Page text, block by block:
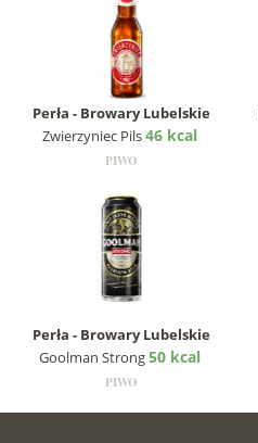
Perła - Browary Lubelskie
Zwierzyniec Pils46 kcal
PIWO
Perła - Browary Lubelskie
Goolman Strong50 kcal
PIWO